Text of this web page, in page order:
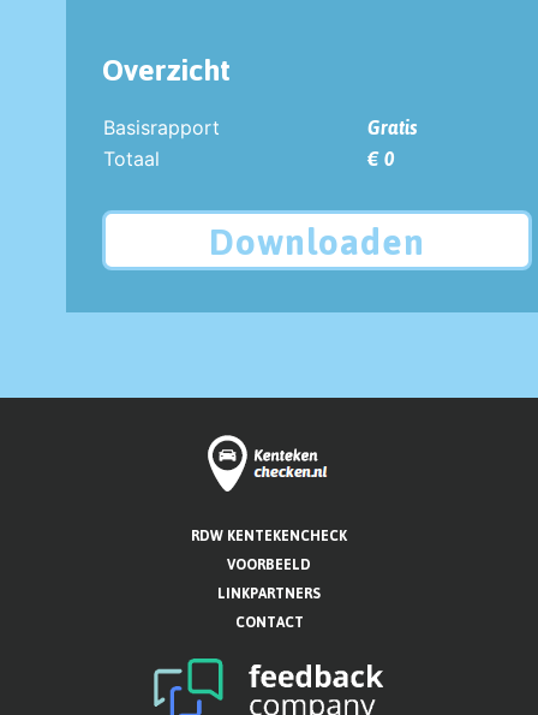
Overzicht
Basisrapport
Gratis
Totaal
€ 0
Downloaden
RDW KENTEKENCHECK
VOORBEELD
LINKPARTNERS
CONTACT